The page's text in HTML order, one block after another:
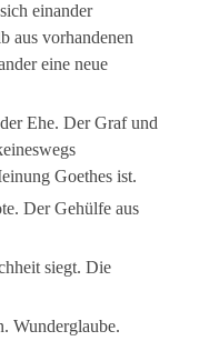
einander
aus vorhandenen
eine neue
Ehe. Der Graf und
Goethes ist.
Der Gehülfe aus
siegt. Die
Wunderglaube.